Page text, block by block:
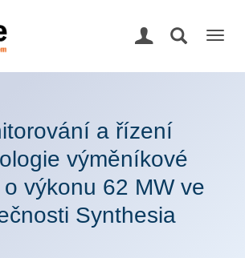
a řízení
výměníkové
výkonu 62 MW ve
Synthesia